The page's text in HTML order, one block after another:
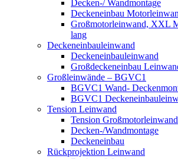
Decken-/ Wandmontage
Deckeneinbau
Großmotorleinwand, XXL
lang
Deckeneinbauleinwand
Deckeneinbauleinwand
Großdeckeneinbau
Großleinwände – BGVC1
BGVC1 Wand-
BGVC1
Tension Leinwand
Tension Großmotorleinwand
Decken-/Wandmontage
Deckeneinbau
Rückprojektion Leinwand